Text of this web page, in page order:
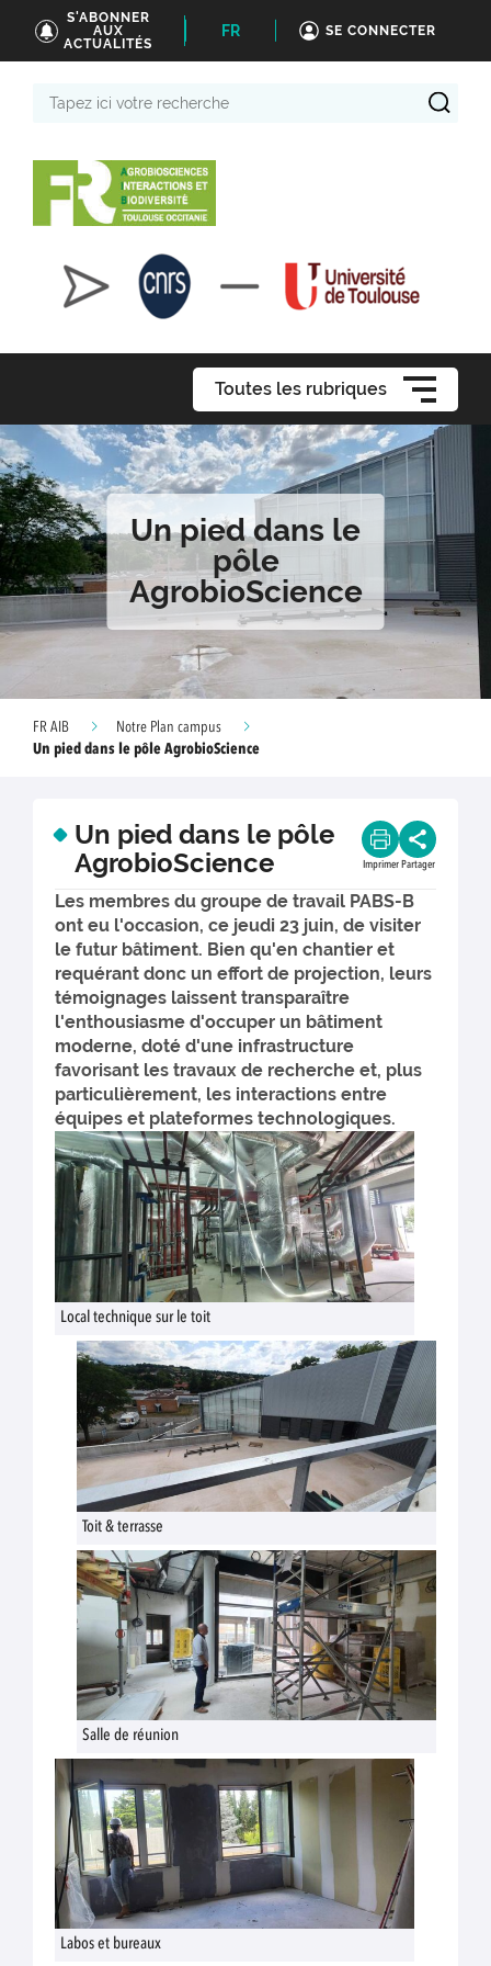
S'ABONNER
AUX
ACTUALITÉS
FR SE CONNECTER
Toutes les rubriques
Un pied dans le
pôle
AgrobioScience
FR AIB
Notre Plan campus
Un pied dans le pôle AgrobioScience
Un pied dans le pôle
AgrobioScience
Imprimer Partager
Les membres du groupe de travail PABS-B
ont eu l'occasion, ce jeudi 23 juin, de visiter
le futur bâtiment. Bien qu'en chantier et
requérant donc un effort de projection, leurs
témoignages laissent transparaître
l'enthousiasme d'occuper un bâtiment
moderne, doté d'une infrastructure
favorisant les travaux de recherche et, plus
particulièrement, les interactions entre
équipes et plateformes technologiques.
Local technique sur le toit
Toit & terrasse
Salle de réunion
Labos et bureaux